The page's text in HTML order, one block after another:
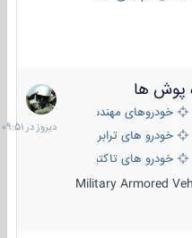
ها
خودروهای مهندسی
پیاده نظام
خودرو های ترابری نظامی
، شناسایی و ضد تانک
خودرو های تاکتیکی نظامی
Military Armored
دیروز
در
09:51